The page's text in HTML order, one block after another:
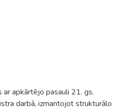
apkārtējo pasauli 21. gs.
darbā, izmantojot strukturālo